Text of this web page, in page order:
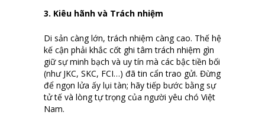
3. Kiêu hãnh và Trách nhiệm
Di sản càng lớn, trách nhiệm càng cao. Thế hệ
kế cận phải khắc cốt ghi tâm trách nhiệm gìn
giữ sự minh bạch và uy tín mà các bậc tiền bối
(như JKC, SKC, FCI…) đã tin cẩn trao gửi. Đừng
để ngọn lửa ấy lụi tàn; hãy tiếp bước bằng sự
tử tế và lòng tự trọng của người yêu chó Việt
Nam.